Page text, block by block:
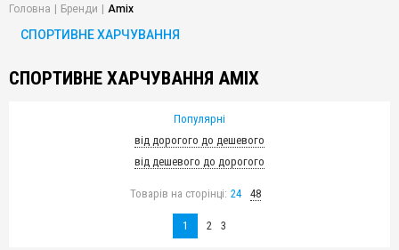
Головна Бренди Amix
СПОРТИВНЕ ХАРЧУВАННЯ
СПОРТИВНЕ ХАРЧУВАННЯ AMIX
Популярні
від дорогого до дешевого
від дешевого до дорогого
Товарів на сторінці: 24 48
1 2 3